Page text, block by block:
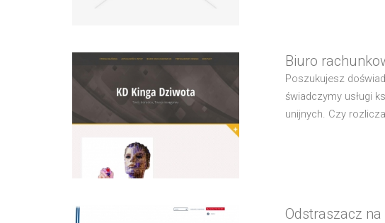
Biuro
Poszukujesz
świadczymy usługi
unijnych. Czy
Odstraszacz